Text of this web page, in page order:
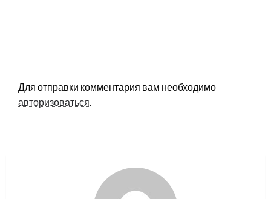
Для отправки комментария вам необходимо
авторизоваться.